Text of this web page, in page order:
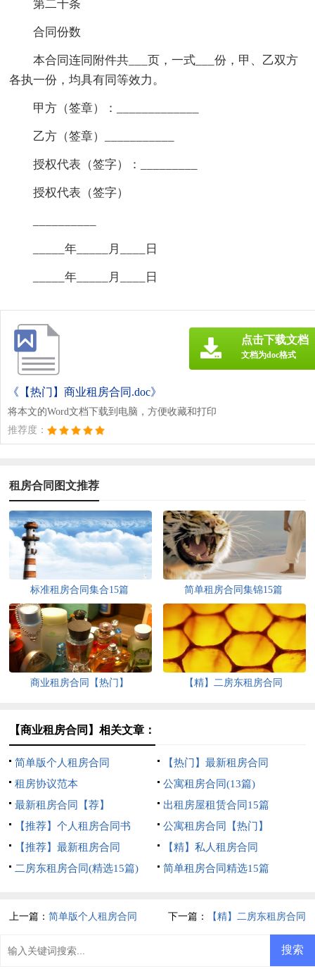
第二十条
合同份数
本合同连同附件共___页，一式___份，甲、乙双方
各执一份，均具有同等效力。
甲方（签章）：_____________
乙方（签章）___________
授权代表（签字）：_________
授权代表（签字）
_____年_____月____日
_____年_____月____日
《【热门】商业租房合同.doc》
将本文的Word文档下载到电脑，方便收藏和打印
推荐度：
点击下载文档
文档为doc格式
租房合同图文推荐
标准租房合同集合15篇 简单租房合同集锦15篇
商业租房合同【热门】 【精】二房东租房合同
【商业租房合同】相关文章：
简单版个人租房合同
【热门】最新租房合同
租房协议范本
公寓租房合同(13篇)
最新租房合同【荐】
出租房屋租赁合同15篇
【推荐】个人租房合同书
公寓租房合同【热门】
【推荐】最新租房合同
【精】私人租房合同
二房东租房合同(精选15篇)
简单租房合同精选15篇
上一篇：简单版个人租房合同 下一篇： 【精】二房东租房合同